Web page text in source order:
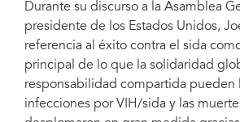
Durante su discurso a la Asamblea
presidente de los Estados Unidos,
referencia al éxito contra el sida
principal de lo que la solidaridad
responsabilidad compartida pueden
infecciones por VIH/sida y las